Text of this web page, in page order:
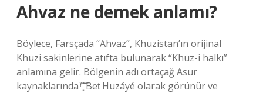
Ahvaz ne demek anlamı?
Böylece, Farsçada “Ahvaz”, Khuzistan’ın orijinal
Khuzi sakinlerine atıfta bulunarak “Khuz-i halkı”
anlamına gelir. Bölgenin adı ortaçağ Asur
kaynaklarında ͒ͬ͝ ͙͗͐͘͝ Beṯ Huzáyé olarak görünür ve